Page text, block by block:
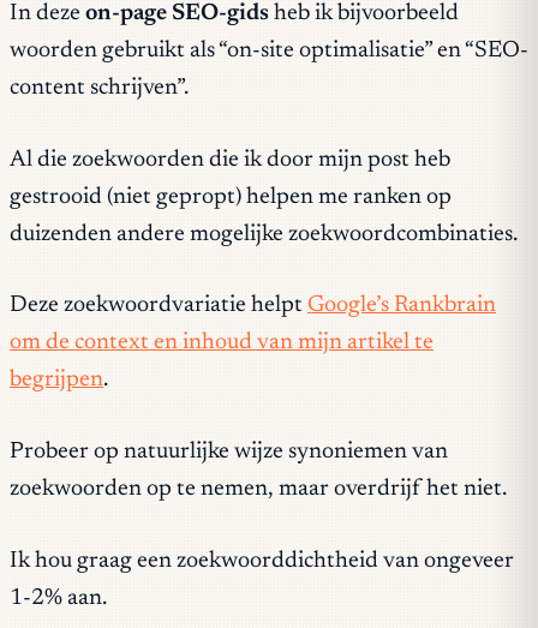
In deze on-page SEO-gids heb ik bijvoorbeeld
woorden gebruikt als “on-site optimalisatie” en “SEO-
content schrijven”.
Al die zoekwoorden die ik door mijn post heb
gestrooid (niet gepropt) helpen me ranken op
duizenden andere mogelijke zoekwoordcombinaties.
Deze zoekwoordvariatie helpt Google’s Rankbrain
om de context en inhoud van mijn artikel te
begrijpen.
Probeer op natuurlijke wijze synoniemen van
zoekwoorden op te nemen, maar overdrijf het niet.
Ik hou graag een zoekwoorddichtheid van ongeveer
1-2% aan.